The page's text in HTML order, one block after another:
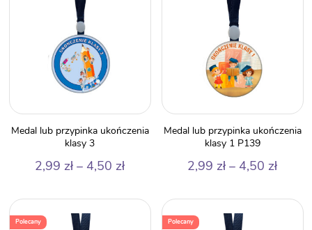
Medal lub przypinka ukończenia
klasy 3
2,99 zł – 4,50 złZakres
od
2,99 zł
Medal lub przypinka ukończenia
klasy 1 P139
2,99 zł – 4,50 zł
od
2,99
Polecany Polecany